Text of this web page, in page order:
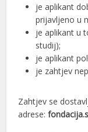
je aplikant
prijavljeno u
je aplikant u
studij);
je aplikant
je zahtjev
Zahtjev se
adrese: